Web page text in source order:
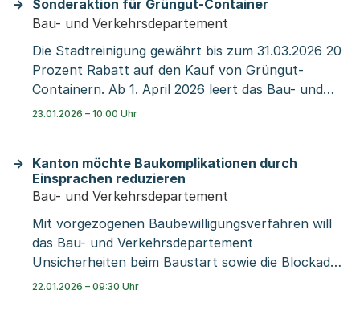
Verkehrsengpässe beseitigt und die drei Länder
grenzüberschreitend funktional miteinander
verbindet.
alles eingespielt hat, werden die Verfahren
effizienter, da sämtliche Stellen, die ein Begehren
prüfen müssen, zeitgleich auf die Unterlagen
zugreifen und diese bearbeiten können. Aktuell
bleibt auch die physische Baueingabe möglich.
Sonderaktion für Grüngut-Container
Bau- und Verkehrsdepartement
Die Stadtreinigung gewährt bis zum 31.03.2026 20
Prozent Rabatt auf den Kauf von Grüngut-
Containern. Ab 1. April 2026 leert das Bau- und
Verkehrsdepartement nur noch kleine Behälter
Stadtreinigung zu schützen, dürfen Laubsäcke
und Tragtaschen usw. höchstens 60 Liter Grüngut
fassen. Grössere Mengen Grüngut können in
Rollcontainern mit Datenchip bereitstehen.
23.01.2026 – 10:00 Uhr
Kanton möchte Baukomplikationen durch
Einsprachen reduzieren
Bau- und Verkehrsdepartement
Mit vorgezogenen Baubewilligungsverfahren will
das Bau- und Verkehrsdepartement
Unsicherheiten beim Baustart sowie die Blockade
laufender Projekte reduzieren. Das Bau- und
22.01.2026 – 09:30 Uhr